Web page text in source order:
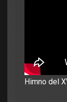
Himno del